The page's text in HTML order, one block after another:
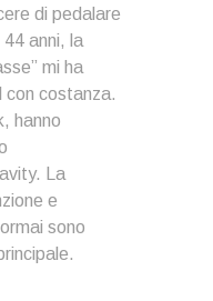
di pedalare
44 anni, la
mi ha
con costanza.
hanno
La
e
sono